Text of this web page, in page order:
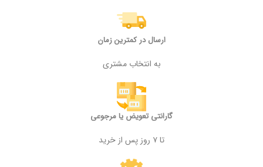
ارسال در کمترین زمان
به انتخاب مشتری
گارانتی تعویض یا مرجوعی
تا ۷ روز پس از خرید